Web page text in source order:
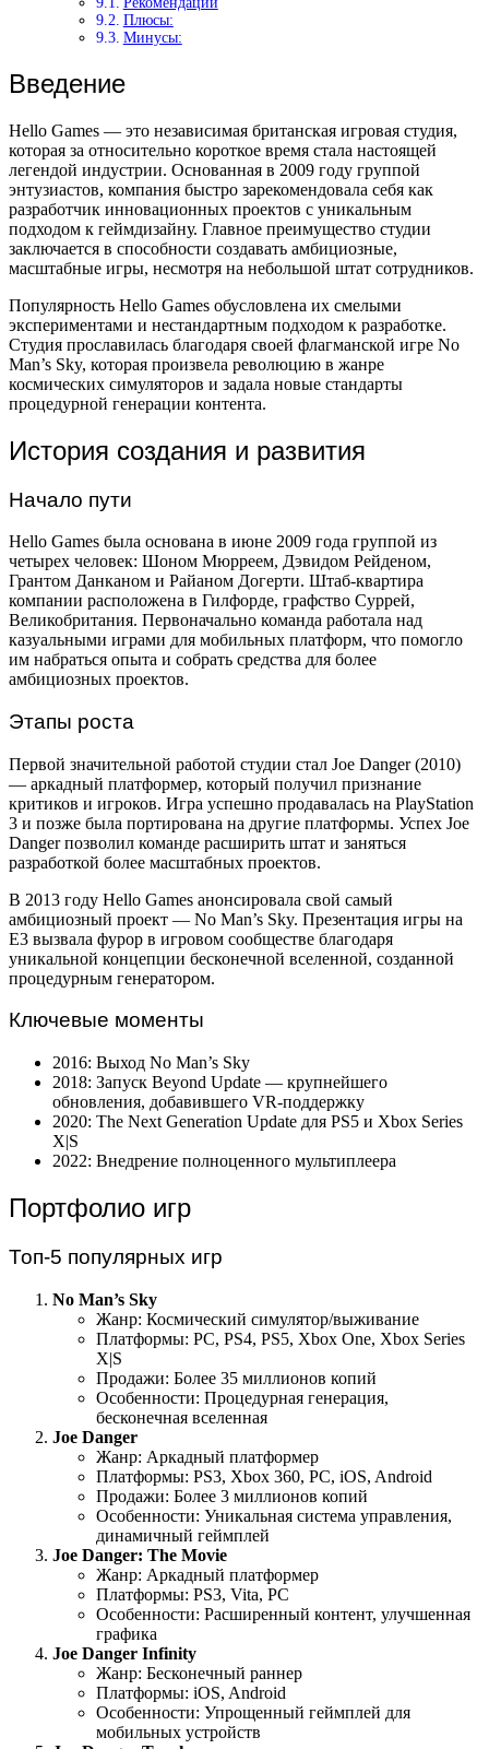
Плюсы:
Минусы:
Введение
Hello Games — это независимая британская игровая студия,
которая за относительно короткое время стала настоящей
легендой индустрии. Основанная в 2009 году группой
энтузиастов, компания быстро зарекомендовала себя как
разработчик инновационных проектов с уникальным
подходом к геймдизайну. Главное преимущество студии
заключается в способности создавать амбициозные,
масштабные игры, несмотря на небольшой штат сотрудников.
Популярность Hello Games обусловлена их смелыми
экспериментами и нестандартным подходом к разработке.
Студия прославилась благодаря своей флагманской игре No
Man’s Sky, которая произвела революцию в жанре
космических симуляторов и задала новые стандарты
процедурной генерации контента.
История создания и развития
Начало пути
Hello Games была основана в июне 2009 года группой из
четырех человек: Шоном Мюрреем, Дэвидом Рейденом,
Грантом Данканом и Райаном Догерти. Штаб-квартира
компании расположена в Гилфорде, графство Суррей,
Великобритания. Первоначально команда работала над
казуальными играми для мобильных платформ, что помогло
им набраться опыта и собрать средства для более
амбициозных проектов.
Этапы роста
Первой значительной работой студии стал Joe Danger (2010)
— аркадный платформер, который получил признание
критиков и игроков. Игра успешно продавалась на PlayStation
3 и позже была портирована на другие платформы. Успех Joe
Danger позволил команде расширить штат и заняться
разработкой более масштабных проектов.
В 2013 году Hello Games анонсировала свой самый
амбициозный проект — No Man’s Sky. Презентация игры на
E3 вызвала фурор в игровом сообществе благодаря
уникальной концепции бесконечной вселенной, созданной
процедурным генератором.
Ключевые моменты
2016: Выход No Man’s Sky
2018: Запуск Beyond Update — крупнейшего
обновления, добавившего VR-поддержку
2020: The Next Generation Update для PS5 и Xbox Series
X|S
2022: Внедрение полноценного мультиплеера
Портфолио игр
Топ-5 популярных игр
No Man’s Sky
Жанр: Космический симулятор/выживание
Платформы: PC, PS4, PS5, Xbox One, Xbox Series
X|S
Продажи: Более 35 миллионов копий
Особенности: Процедурная генерация,
бесконечная вселенная
Joe Danger
Жанр: Аркадный платформер
Платформы: PS3, Xbox 360, PC, iOS, Android
Продажи: Более 3 миллионов копий
Особенности: Уникальная система управления,
динамичный геймплей
Joe Danger: The Movie
Жанр: Аркадный платформер
Платформы: PS3, Vita, PC
Особенности: Расширенный контент, улучшенная
графика
Joe Danger Infinity
Жанр: Бесконечный раннер
Платформы: iOS, Android
Особенности: Упрощенный геймплей для
мобильных устройств